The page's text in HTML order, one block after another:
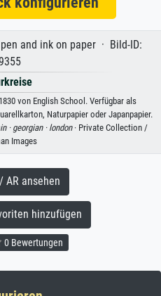
and ink on paper · Bild-ID:
von English School. Verfügbar als
Naturpapier oder Japanpapier.
·georgian · london· Private Collection /
Images
AR ansehen
hinzufügen
0 Bewertungen